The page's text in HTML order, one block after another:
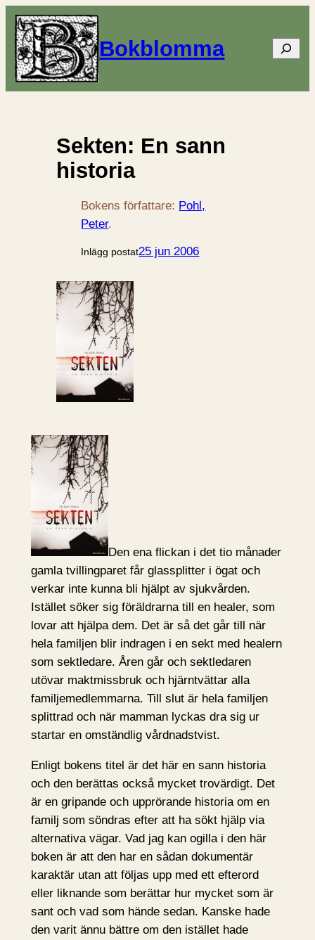
Bokblomma Sök
Sekten: En sann
historia
Bokens författare: Pohl,
Peter.
Inlägg postat25 jun 2006
Den ena flickan i det tio månader
gamla tvillingparet får glassplitter i ögat och
verkar inte kunna bli hjälpt av sjukvården.
Istället söker sig föräldrarna till en healer, som
lovar att hjälpa dem. Det är så det går till när
hela familjen blir indragen i en sekt med healern
som sektledare. Åren går och sektledaren
utövar maktmissbruk och hjärntvättar alla
familjemedlemmarna. Till slut är hela familjen
splittrad och när mamman lyckas dra sig ur
startar en omständlig vårdnadstvist.
Enligt bokens titel är det här en sann historia
och den berättas också mycket trovärdigt. Det
är en gripande och upprörande historia om en
familj som söndras efter att ha sökt hjälp via
alternativa vägar. Vad jag kan ogilla i den här
boken är att den har en sådan dokumentär
karaktär utan att följas upp med ett efterord
eller liknande som berättar hur mycket som är
sant och vad som hände sedan. Kanske hade
den varit ännu bättre om den istället hade